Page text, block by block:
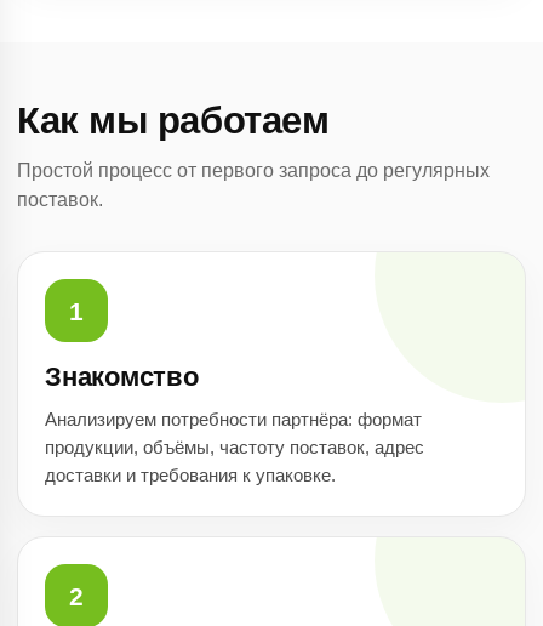
Как мы работаем
Простой процесс от первого запроса до регулярных
поставок.
1
Знакомство
Анализируем потребности партнёра: формат
продукции, объёмы, частоту поставок, адрес
доставки и требования к упаковке.
2